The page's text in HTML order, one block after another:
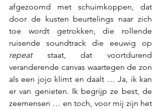
afgezoomd met schuimkoppen, dat
door de kusten beurtelings naar zich
toe wordt getrokken, die rollende
repeat staat, dat voortdurend
veranderende canvas waartegen de zon
als een jojo klimt en daalt … Ja, ik kan
er van genieten. Ik begrijp ze best, de
zeemensen … en toch, voor mij zijn het